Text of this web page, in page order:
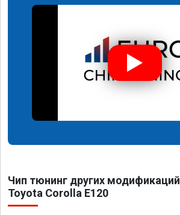
Чип тюнинг других модификаций
Toyota Corolla E120